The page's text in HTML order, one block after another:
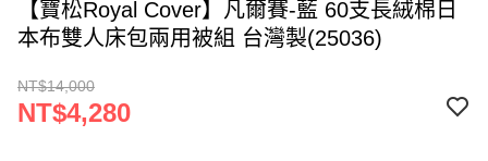
【寶松Royal Cover】凡爾賽-藍 60支長絨棉日
本布雙人床包兩用被組 台灣製(25036)
NT$14,000
NT$4,280